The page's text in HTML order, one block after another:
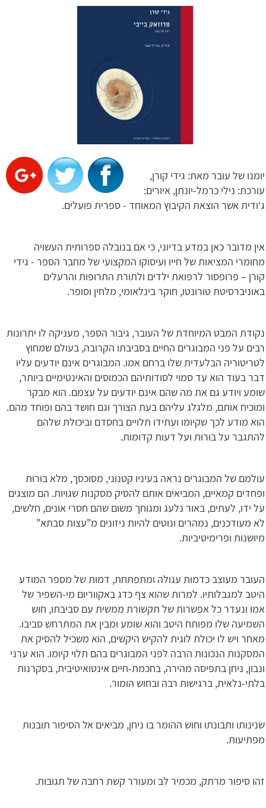
יומנו של עובר מאת: גידי קורן,
עורכת: נילי כרמל-יונתן, איורים:
ג‘ודית אשר הוצאת הקיבוץ המאוחד - ספרית פועלים.
אין מדובר כאן במדע בדיוני, כי אם בנובלה ספרותית העשויה
מחומרי המציאות של חייו ועיסוקו המקצועי של מחבר הספר - גידי
קורן – פרופסור לרפואת ילדים ולתורת התרופות והרעלים
באוניברסיטת טורונטו, חוקר בינלאומי, מלחין וסופר.
נקודת המבט המיוחדת של העובר, גיבור הספר, מעניקה לו יתרונות
רבים על פני המבוגרים החיים בסביבתו הקרובה, בעולם שמחוץ
לטריטוריה הבלעדית שלו ברחם אמו. המבוגרים אינם יודעים עליו
דבר בעוד הוא עֵד סמוי לסודותיהם הכמוסים והאינטימיים ביותר,
שומע ויודע גם את מה שהם אינם יודעים על עצמם. הוא מבקר
ומוכיח אותם, מלגלג עליהם בעת הצורך וגם חושד בהם ופוחד מהם.
הוא מודע לכך שקיומו ועתידו תלויים בחסדם וביכולת שלהם
להתגבר על בּוּרוּת ועל דעות קדומות.
עולמם של המבוגרים נראה בעיניו קטנוני, מסוכסך, מלא בּוּרוּת
ופחדים קמאיים, המביאים אותם להסיק מסקנות שגויות. הם מוצגים
על ידו, לעִתים, באור נלעג ומגוחך משום שהם חסרי אונים, חלשים,
לא מעודכנים, נמהרים ונוטים להיות ניזונים מ"עצות סבתא"
מיושנות ופרימיטיביות.
העובר מעוצב כדמות עגולה ומתפתחת, דמות של מספר המודע
היטב למגבלותיו. למרות שהוא צף כדג באקווריום מי-השפיר של
אמו ונעדר כל אפשרות של תקשורת ממשית עם סביבתו, חוש
השמיעה שלו מפותח היטב והוא שומע ומבין את המתרחש סביבו.
מאחר ויש לו יכולת לוגית להקיש היקשים, הוא משכיל להסיק את
המסקנות הנכונות הרבה לפני המבוגרים בהם תלוי קיומו. הוא ערני
ונבון, ניחן בתפיסה מהירה, בחכמת-חיים אינטואיטיבית, בסקרנות
בלתי-נלאית, ברגישות רבה ובחוש הומור.
שנינותו ותבונתו וחוש ההומר בו ניחן, מביאים אל הסיפור תובנות
מפתיעות.
זהו סיפור מרתק, מכמיר לב ומעורר קשת רחבה של תגובות.